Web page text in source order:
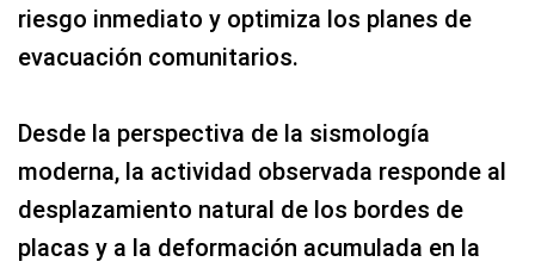
riesgo inmediato y optimiza los planes de
evacuación comunitarios.
Desde la perspectiva de la sismología
moderna, la actividad observada responde al
desplazamiento natural de los bordes de
placas y a la deformación acumulada en la